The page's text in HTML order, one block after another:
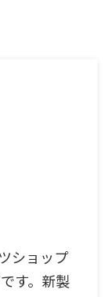
ショップ
す。新製